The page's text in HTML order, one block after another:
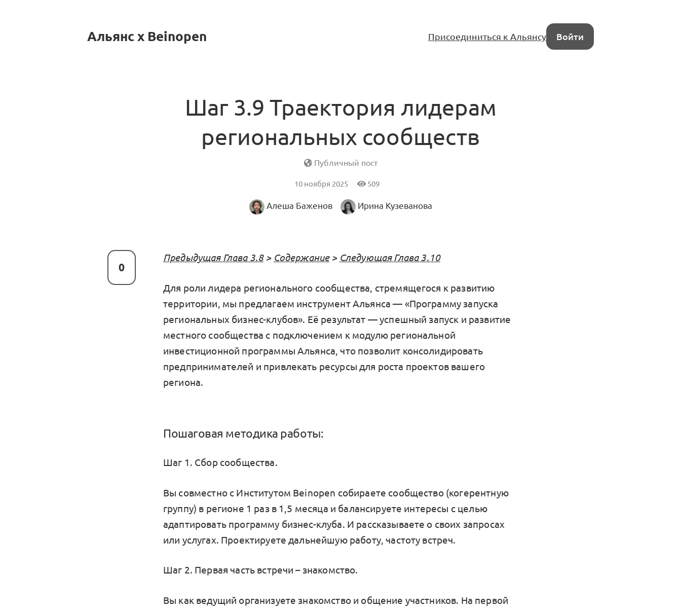
Альянс x Beinopen Присоединиться к Альянсу Войти
Шаг 3.9 Траектория лидерам
региональных сообществ
Публичный пост
10 ноября 2025 509
Алеша Баженов Ирина Кузеванова
0
Предыдущая Глава 3.8> Содержание> Следующая Глава 3.10
Для роли лидера регионального сообщества, стремящегося к развитию
территории, мы предлагаем инструмент Альянса — «Программу запуска
региональных бизнес-клубов». Её результат — успешный запуск и развитие
местного сообщества с подключением к модулю региональной
инвестиционной программы Альянса, что позволит консолидировать
предпринимателей и привлекать ресурсы для роста проектов вашего
региона.
Пошаговая методика работы:
Шаг 1. Сбор сообщества.
Вы совместно с Институтом Beinopen собираете сообщество (когерентную
группу) в регионе 1 раз в 1,5 месяца и балансируете интересы с целью
адаптировать программу бизнес-клуба. И рассказываете о своих запросах
или услугах. Проектируете дальнейшую работу, частоту встреч.
Шаг 2. Первая часть встречи – знакомство.
Вы как ведущий организуете знакомство и общение участников. На первой